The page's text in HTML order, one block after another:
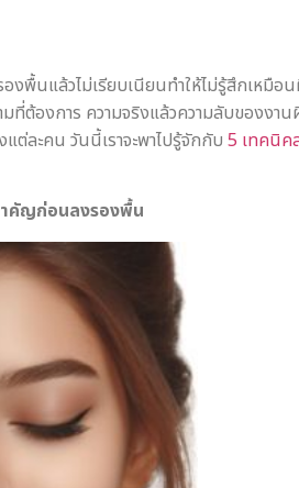
นแล้วไม่เรียบเนียนทำให้ไม่รู้สึกเหมือ
องการ ความจริงแล้วความลับของงา
ละคน วันนี้เราจะพาไปรู้จักกับ 5 เทคนิค
คัญก่อนลงรองพื้น